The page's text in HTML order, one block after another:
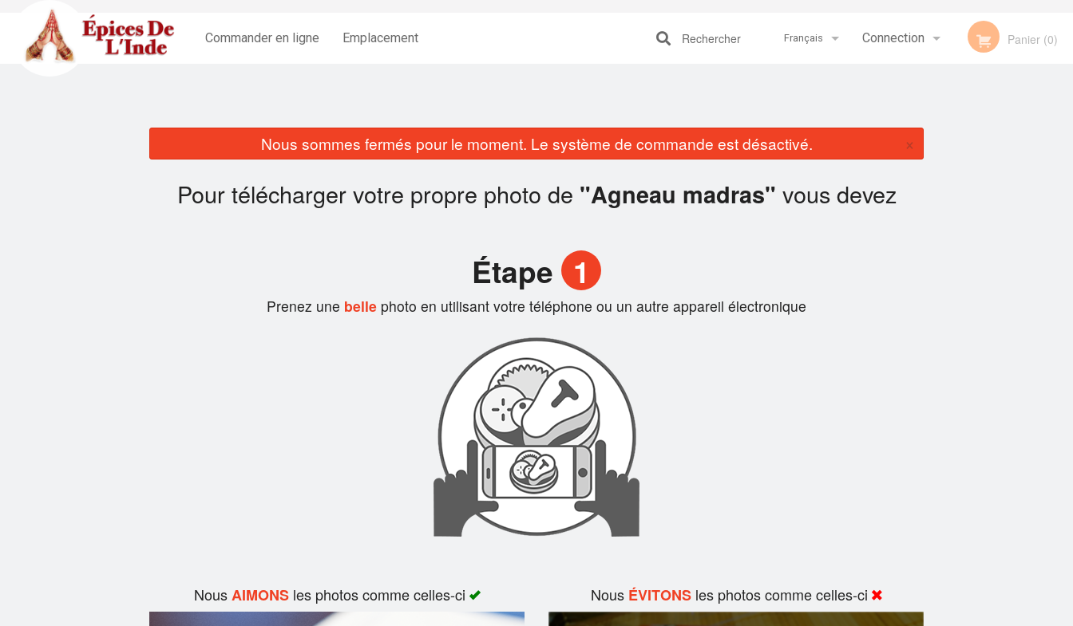
Commander en ligne Emplacement Français
English
Connection Panier (0)
Rechercher
Nous sommes fermés pour le moment. Le système de commande est désactivé. ×
Pour télécharger votre propre photo de "Agneau madras" vous devez
Étape 1
Prenez une belle photo en utilisant votre téléphone ou un autre appareil électronique
NousAIMONSles photos comme celles-ci Nous ÉVITONSles photos comme celles-ci